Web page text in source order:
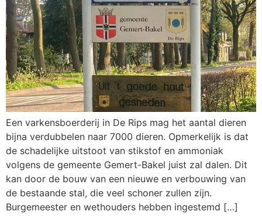
Een varkensboerderij in De Rips mag het aantal dieren
bijna verdubbelen naar 7000 dieren. Opmerkelijk is dat
de schadelijke uitstoot van stikstof en ammoniak
volgens de gemeente Gemert-Bakel juist zal dalen. Dit
kan door de bouw van een nieuwe en verbouwing van
de bestaande stal, die veel schoner zullen zijn.
Burgemeester en wethouders hebben ingestemd […]